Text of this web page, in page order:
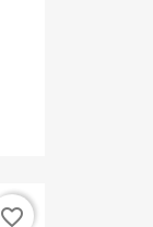
favorite_border